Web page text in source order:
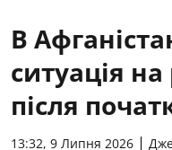
В
ситуація
після
13:32, 9 Липня 2026